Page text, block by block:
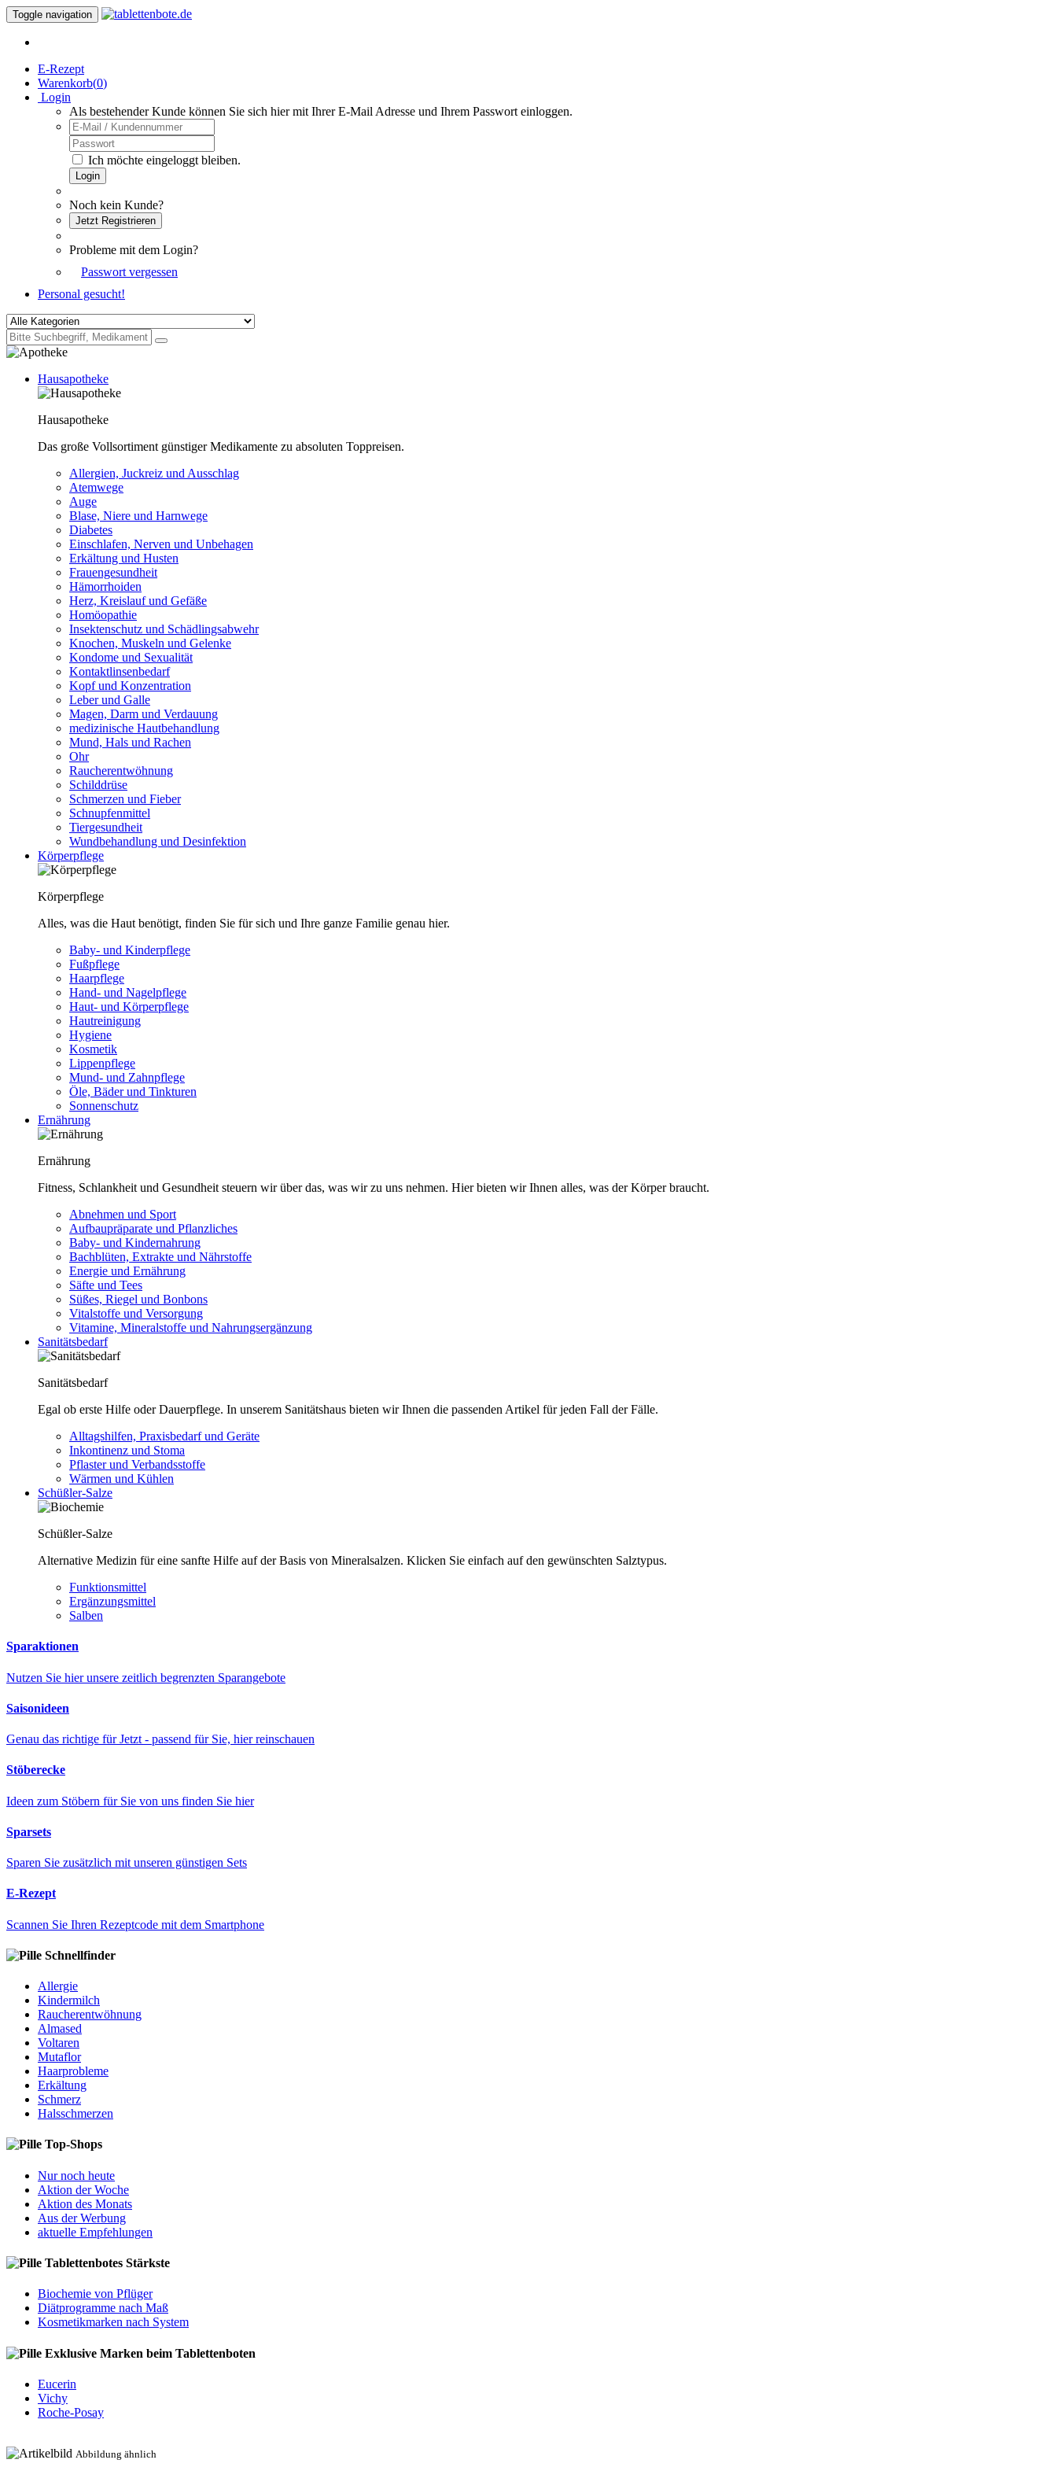
Toggle navigation
E-Rezept
Warenkorb(0)
Login
Als bestehender Kunde können Sie sich hier mit Ihrer E-Mail Adresse und Ihrem Passwort einloggen.
Ich möchte eingeloggt bleiben.
Login
Noch kein Kunde?
Jetzt Registrieren
Probleme mit dem Login?
Passwort vergessen
Personal gesucht!
Hausapotheke
Hausapotheke
Das große Vollsortiment günstiger Medikamente zu absoluten Toppreisen.
Allergien, Juckreiz und Ausschlag
Atemwege
Auge
Blase, Niere und Harnwege
Diabetes
Einschlafen, Nerven und Unbehagen
Erkältung und Husten
Frauengesundheit
Hämorrhoiden
Herz, Kreislauf und Gefäße
Homöopathie
Insektenschutz und Schädlingsabwehr
Knochen, Muskeln und Gelenke
Kondome und Sexualität
Kontaktlinsenbedarf
Kopf und Konzentration
Leber und Galle
Magen, Darm und Verdauung
medizinische Hautbehandlung
Mund, Hals und Rachen
Ohr
Raucherentwöhnung
Schilddrüse
Schmerzen und Fieber
Schnupfenmittel
Tiergesundheit
Wundbehandlung und Desinfektion
Körperpflege
Körperpflege
Alles, was die Haut benötigt, finden Sie für sich und Ihre ganze Familie genau hier.
Baby- und Kinderpflege
Fußpflege
Haarpflege
Hand- und Nagelpflege
Haut- und Körperpflege
Hautreinigung
Hygiene
Kosmetik
Lippenpflege
Mund- und Zahnpflege
Öle, Bäder und Tinkturen
Sonnenschutz
Ernährung
Ernährung
Fitness, Schlankheit und Gesundheit steuern wir über das, was wir zu uns nehmen. Hier bieten wir Ihnen alles, was der Körper braucht.
Abnehmen und Sport
Aufbaupräparate und Pflanzliches
Baby- und Kindernahrung
Bachblüten, Extrakte und Nährstoffe
Energie und Ernährung
Säfte und Tees
Süßes, Riegel und Bonbons
Vitalstoffe und Versorgung
Vitamine, Mineralstoffe und Nahrungsergänzung
Sanitätsbedarf
Sanitätsbedarf
Egal ob erste Hilfe oder Dauerpflege. In unserem Sanitätshaus bieten wir Ihnen die passenden Artikel für jeden Fall der Fälle.
Alltagshilfen, Praxisbedarf und Geräte
Inkontinenz und Stoma
Pflaster und Verbandsstoffe
Wärmen und Kühlen
Schüßler-Salze
Schüßler-Salze
Alternative Medizin für eine sanfte Hilfe auf der Basis von Mineralsalzen. Klicken Sie einfach auf den gewünschten Salztypus.
Funktionsmittel
Ergänzungsmittel
Salben
Sparaktionen
Nutzen Sie hier unsere zeitlich begrenzten Sparangebote
Saisonideen
Genau das richtige für Jetzt - passend für Sie, hier reinschauen
Stöberecke
Ideen zum Stöbern für Sie von uns finden Sie hier
Sparsets
Sparen Sie zusätzlich mit unseren günstigen Sets
E-Rezept
Scannen Sie Ihren Rezeptcode mit dem Smartphone
Schnellfinder
Allergie
Kindermilch
Raucherentwöhnung
Almased
Voltaren
Mutaflor
Haarprobleme
Erkältung
Schmerz
Halsschmerzen
Top-Shops
Nur noch heute
Aktion der Woche
Aktion des Monats
Aus der Werbung
aktuelle Empfehlungen
Tablettenbotes Stärkste
Biochemie von Pflüger
Diätprogramme nach Maß
Kosmetikmarken nach System
Exklusive Marken beim Tablettenboten
Eucerin
Vichy
Roche-Posay
Abbildung ähnlich